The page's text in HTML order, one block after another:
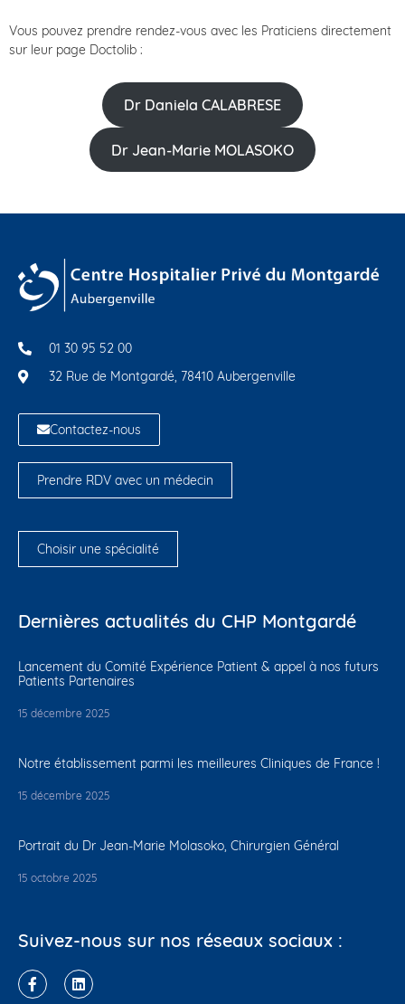
Vous pouvez prendre rendez-vous avec les Praticiens directement
sur leur page Doctolib :
Dr Daniela CALABRESE
Dr Jean-Marie MOLASOKO
01 30 95 52 00
32 Rue de Montgardé, 78410 Aubergenville
Contactez-nous
Prendre RDV avec un médecin
Choisir une spécialité
Dernières actualités du CHP Montgardé
Lancement du Comité Expérience Patient & appel à nos futurs
Patients Partenaires
15 décembre 2025
Notre établissement parmi les meilleures Cliniques de France !
15 décembre 2025
Portrait du Dr Jean-Marie Molasoko, Chirurgien Général
15 octobre 2025
Suivez-nous sur nos réseaux sociaux :